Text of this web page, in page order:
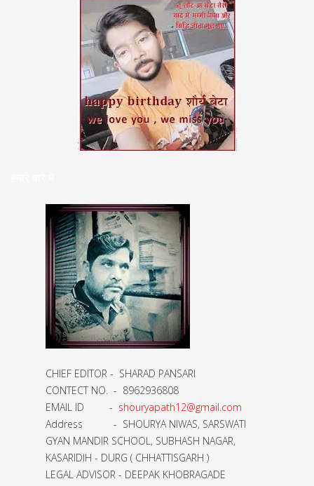
CHIEF EDITOR - SHARAD PANSARI
CONTECT NO. - 8962936808
EMAIL ID - shouryapath12@gmail.com
Address - SHOURYA NIWAS, SARSWATI
GYAN MANDIR SCHOOL, SUBHASH NAGAR,
KASARIDIH - DURG ( CHHATTISGARH )
LEGAL ADVISOR - DEEPAK KHOBRAGADE